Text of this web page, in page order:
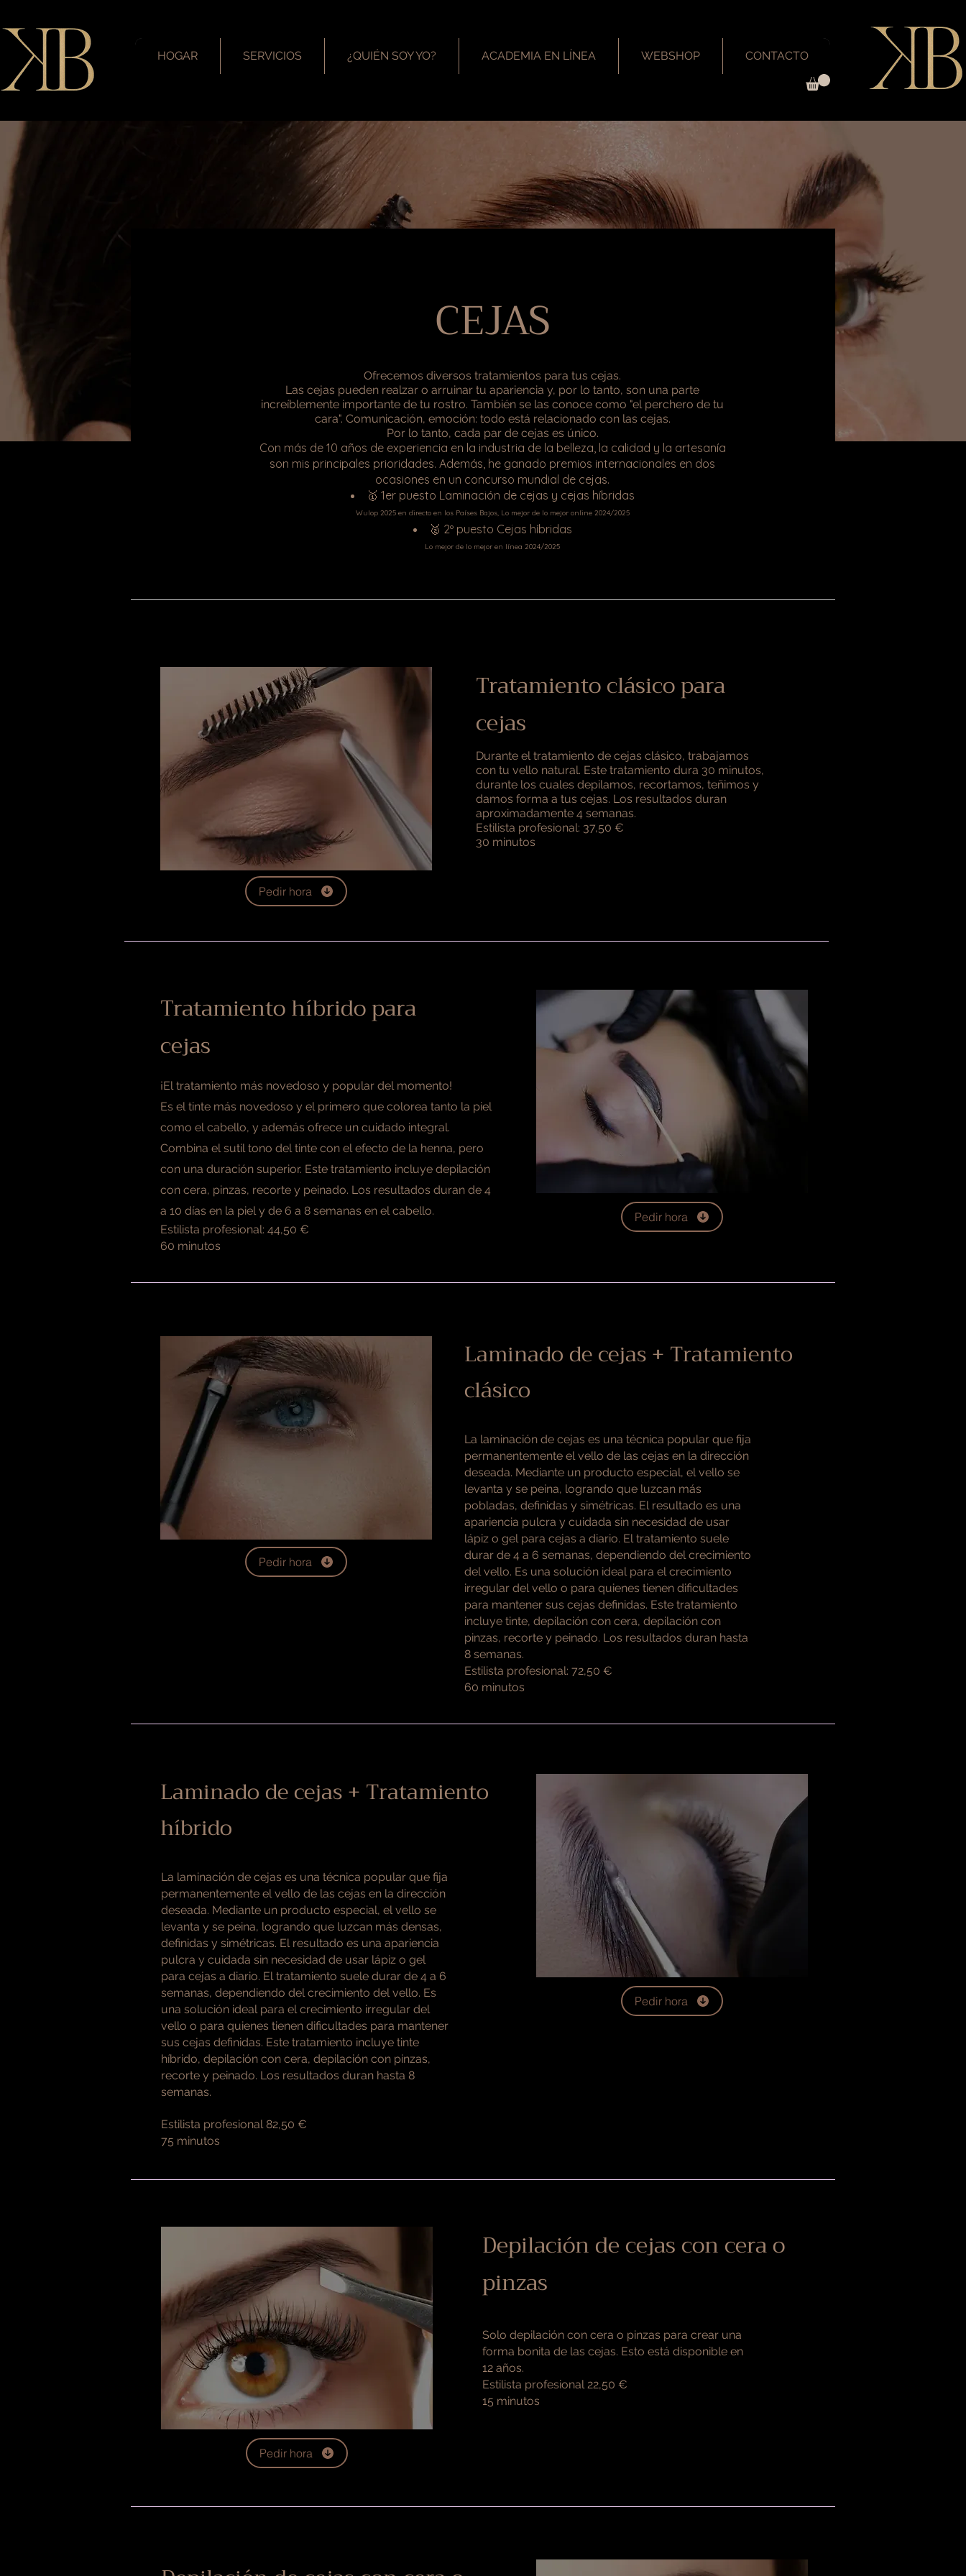
HOGAR SERVICIOS ¿QUIÉN SOY YO? ACADEMIA EN LÍNEA WEBSHOP CONTACTO
CEJAS
Ofrecemos diversos tratamientos para tus cejas.
Las cejas pueden realzar o arruinar tu apariencia y, por lo tanto, son una parte
increíblemente importante de tu rostro. También se las conoce como "el perchero de tu
cara". Comunicación, emoción: todo está relacionado con las cejas.
Por lo tanto, cada par de cejas es único.
Con más de 10 años de experiencia en la industria de la belleza, la calidad y la artesanía
son mis principales prioridades. Además, he ganado premios internacionales en dos
ocasiones en un concurso mundial de cejas.
🥇 1er puesto Laminación de cejas y cejas híbridas
Wulop 2025 en directo en los Países Bajos, Lo mejor de lo mejor online 2024/2025
🥈 2º puesto Cejas híbridas
Lo mejor de lo mejor en línea 2024/2025
Tratamiento clásico para
cejas
Durante el tratamiento de cejas clásico, trabajamos
con tu vello natural. Este tratamiento dura 30 minutos,
durante los cuales depilamos, recortamos, teñimos y
damos forma a tus cejas. Los resultados duran
aproximadamente 4 semanas.
Estilista profesional: 37,50 €
30 minutos
Pedir hora
Tratamiento híbrido para
cejas
¡El tratamiento más novedoso y popular del momento!
Es el tinte más novedoso y el primero que colorea tanto la piel
como el cabello, y además ofrece un cuidado integral.
Combina el sutil tono del tinte con el efecto de la henna, pero
con una duración superior. Este tratamiento incluye depilación
con cera, pinzas, recorte y peinado. Los resultados duran de 4
a 10 días en la piel y de 6 a 8 semanas en el cabello.
Estilista profesional: 44,50 €
60 minutos
Pedir hora
Pedir hora
Laminado de cejas + Tratamiento
clásico
La laminación de cejas es una técnica popular que fija
permanentemente el vello de las cejas en la dirección
deseada. Mediante un producto especial, el vello se
levanta y se peina, logrando que luzcan más
pobladas, definidas y simétricas. El resultado es una
apariencia pulcra y cuidada sin necesidad de usar
lápiz o gel para cejas a diario. El tratamiento suele
durar de 4 a 6 semanas, dependiendo del crecimiento
del vello. Es una solución ideal para el crecimiento
irregular del vello o para quienes tienen dificultades
para mantener sus cejas definidas. Este tratamiento
incluye tinte, depilación con cera, depilación con
pinzas, recorte y peinado. Los resultados duran hasta
8 semanas.
Estilista profesional: 72,50 €
60 minutos
Laminado de cejas + Tratamiento
híbrido
La laminación de cejas es una técnica popular que fija
permanentemente el vello de las cejas en la dirección
deseada. Mediante un producto especial, el vello se
levanta y se peina, logrando que luzcan más densas,
definidas y simétricas. El resultado es una apariencia
pulcra y cuidada sin necesidad de usar lápiz o gel
para cejas a diario. El tratamiento suele durar de 4 a 6
semanas, dependiendo del crecimiento del vello. Es
una solución ideal para el crecimiento irregular del
vello o para quienes tienen dificultades para mantener
sus cejas definidas. Este tratamiento incluye tinte
híbrido, depilación con cera, depilación con pinzas,
recorte y peinado. Los resultados duran hasta 8
semanas.
Estilista profesional 82,50 €
75 minutos
Pedir hora
Depilación de cejas con cera o
pinzas
Solo depilación con cera o pinzas para crear una
forma bonita de las cejas. Esto está disponible en
12 años.
Estilista profesional 22,50 €
15 minutos
Pedir hora